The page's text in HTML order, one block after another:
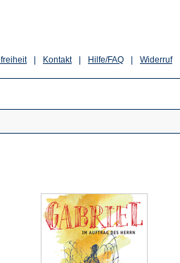
Widerruf
Hilfe/FAQ
Kontakt